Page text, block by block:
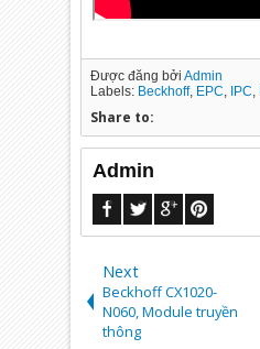
Được đăng bởiAdmin
Labels: Beckhoff, EPC, IPC,
Share to:
Admin
Next
Beckhoff CX1020-
N060, Module truyền
thông